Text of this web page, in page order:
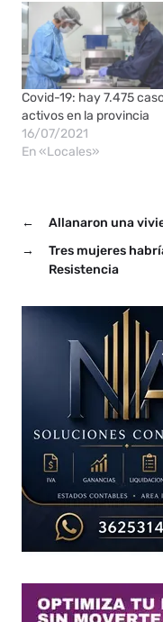
Covid-19: hay 7.475
activos en la provincia
16/07/2021
En «Locales»
←
Allanaron una
→
Tres mujeres
Resistencia